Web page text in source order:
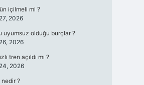
içilmeli mi ?
2026
uyumsuz olduğu burçlar ?
2026
tren açıldı mı ?
2026
?